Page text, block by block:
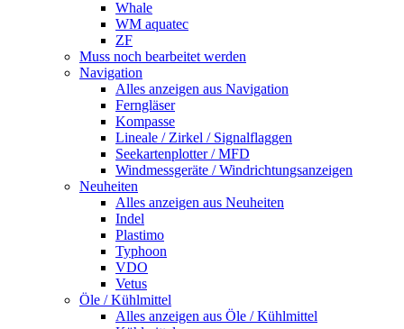
Whale
WM aquatec
ZF
Muss noch bearbeitet werden
Navigation
Alles anzeigen aus Navigation
Ferngläser
Kompasse
Lineale / Zirkel / Signalflaggen
Seekartenplotter / MFD
Windmessgeräte / Windrichtungsanzeigen
Neuheiten
Alles anzeigen aus Neuheiten
Indel
Plastimo
Typhoon
VDO
Vetus
Öle / Kühlmittel
Alles anzeigen aus Öle / Kühlmittel